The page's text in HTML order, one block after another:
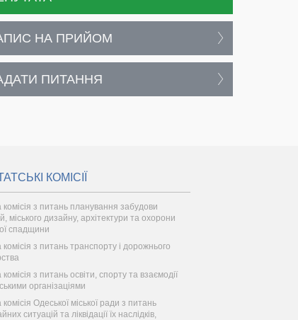
НА ПРИЙОМ
ПИТАННЯ
КОМІСІЇ
комісія з питань планування забудови
міського дизайну, архітектури та охорони
спадщини
комісія з питань транспорту і дорожнього
комісія з питань освіти, спорту та взаємодії
організаціями
комісія Одеської міської ради з питань
ситуацій та ліквідації їх наслідків,